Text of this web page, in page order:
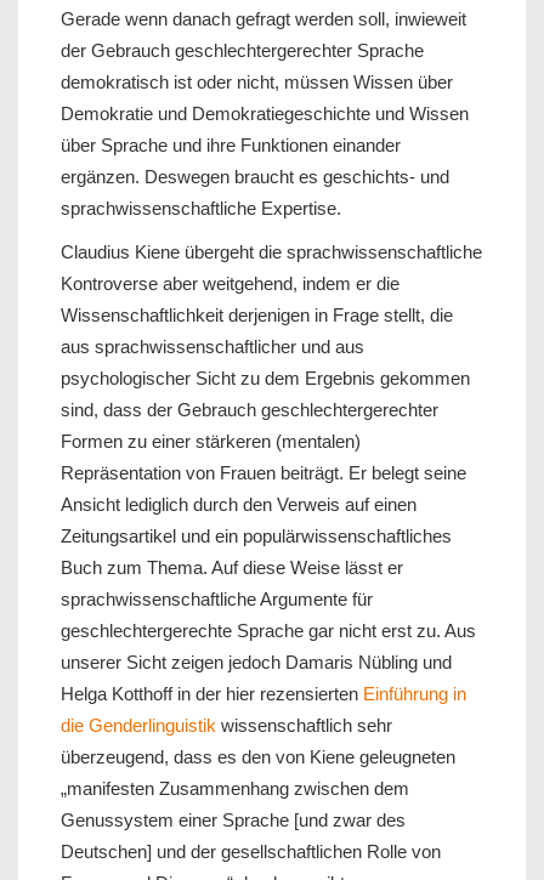
Gerade wenn danach gefragt werden soll, inwieweit
der Gebrauch geschlechtergerechter Sprache
demokratisch ist oder nicht, müssen Wissen über
Demokratie und Demokratiegeschichte und Wissen
über Sprache und ihre Funktionen einander
ergänzen. Deswegen braucht es geschichts- und
sprachwissenschaftliche Expertise.
Claudius Kiene übergeht die sprachwissenschaftliche
Kontroverse aber weitgehend, indem er die
Wissenschaftlichkeit derjenigen in Frage stellt, die
aus sprachwissenschaftlicher und aus
psychologischer Sicht zu dem Ergebnis gekommen
sind, dass der Gebrauch geschlechtergerechter
Formen zu einer stärkeren (mentalen)
Repräsentation von Frauen beiträgt. Er belegt seine
Ansicht lediglich durch den Verweis auf einen
Zeitungsartikel und ein populärwissenschaftliches
Buch zum Thema. Auf diese Weise lässt er
sprachwissenschaftliche Argumente für
geschlechtergerechte Sprache gar nicht erst zu. Aus
unserer Sicht zeigen jedoch Damaris Nübling und
Helga Kotthoff in der hier rezensierten Einführung in
die Genderlinguistik wissenschaftlich sehr
überzeugend, dass es den von Kiene geleugneten
„manifesten Zusammenhang zwischen dem
Genussystem einer Sprache [und zwar des
Deutschen] und der gesellschaftlichen Rolle von